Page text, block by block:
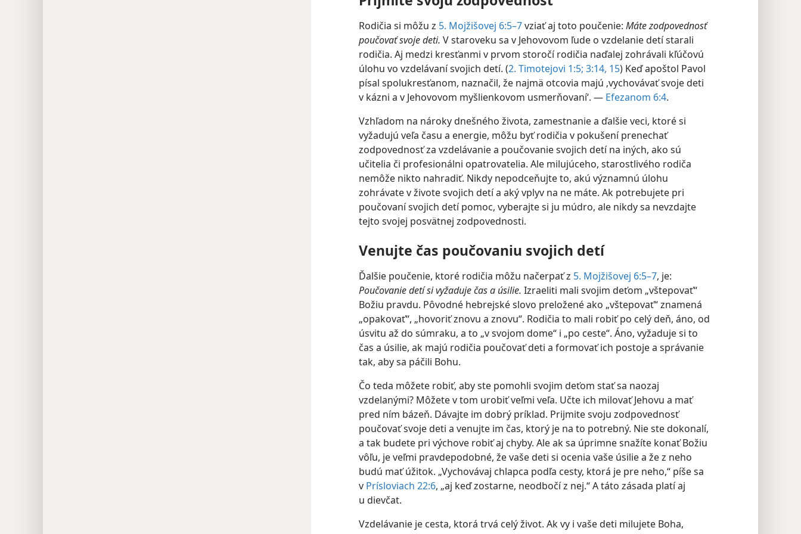
Rodičia si môžu z 5. Mojžišovej 6:5–7vziať aj toto poučenie: Máte zodpovednosť
poučovať svoje deti. V staroveku sa v Jehovovom ľude o vzdelanie detí starali
rodičia. Aj medzi kresťanmi v prvom storočí rodičia naďalej zohrávali kľúčovú
úlohu vo vzdelávaní svojich detí. (2. Timotejovi 1:5; 3:14, 15) Keď apoštol Pavol
písal spolukresťanom, naznačil, že najmä otcovia majú ‚vychovávať svoje deti
v kázni a v Jehovovom myšlienkovom usmerňovaní‘. — Efezanom 6:4.
Vzhľadom na nároky dnešného života, zamestnanie a ďalšie veci, ktoré si
vyžadujú veľa času a energie, môžu byť rodičia v pokušení prenechať
zodpovednosť za vzdelávanie a poučovanie svojich detí na iných, ako sú
učitelia či profesionálni opatrovatelia. Ale milujúceho, starostlivého rodiča
nemôže nikto nahradiť. Nikdy nepodceňujte to, akú významnú úlohu
zohrávate v živote svojich detí a aký vplyv na ne máte. Ak potrebujete pri
poučovaní svojich detí pomoc, vyberajte si ju múdro, ale nikdy sa nevzdajte
tejto svojej posvätnej zodpovednosti.
Venujte čas poučovaniu svojich detí
Ďalšie poučenie, ktoré rodičia môžu načerpať z 5. Mojžišovej 6:5–7, je:
Poučovanie detí si vyžaduje čas a úsilie. Izraeliti mali svojim deťom „vštepovať“
Božiu pravdu. Pôvodné hebrejské slovo preložené ako „vštepovať“ znamená
„opakovať“, „hovoriť znovu a znovu“. Rodičia to mali robiť po celý deň, áno, od
úsvitu až do súmraku, a to „v svojom dome“ i „po ceste“. Áno, vyžaduje si to
čas a úsilie, ak majú rodičia poučovať deti a formovať ich postoje a správanie
tak, aby sa páčili Bohu.
Čo teda môžete robiť, aby ste pomohli svojim deťom stať sa naozaj
vzdelanými? Môžete v tom urobiť veľmi veľa. Učte ich milovať Jehovu a mať
pred ním bázeň. Dávajte im dobrý príklad. Prijmite svoju zodpovednosť
poučovať svoje deti a venujte im čas, ktorý je na to potrebný. Nie ste dokonalí,
a tak budete pri výchove robiť aj chyby. Ale ak sa úprimne snažíte konať Božiu
vôľu, je veľmi pravdepodobné, že vaše deti si ocenia vaše úsilie a že z neho
budú mať úžitok. „Vychovávaj chlapca podľa cesty, ktorá je pre neho,“ píše sa
v Prísloviach 22:6, „aj keď zostarne, neodbočí z nej.“ A táto zásada platí aj
u dievčat.
Vzdelávanie je cesta, ktorá trvá celý život. Ak vy i vaše deti milujete Boha,